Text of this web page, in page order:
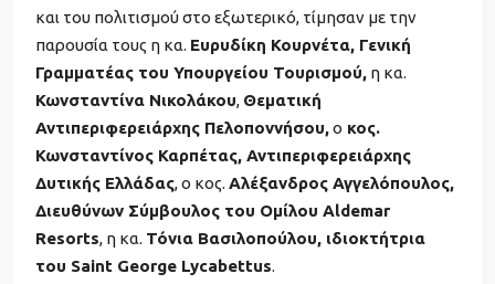
και του πολιτισμού στο εξωτερικό, τίμησαν με την
παρουσία τους η κα. Ευρυδίκη Κουρνέτα, Γενική
Γραμματέας του Υπουργείου Τουρισμού, η κα.
Κωνσταντίνα Νικολάκου, Θεματική
Αντιπεριφερειάρχης Πελοποννήσου,ο κος.
Κωνσταντίνος Καρπέτας, Αντιπεριφερειάρχης
Δυτικής Ελλάδας, ο κος. Αλέξανδρος Αγγελόπουλος,
Διευθύνων Σύμβουλος του Ομίλου Aldemar
Resorts, η κα. Τόνια Βασιλοπούλου, ιδιοκτήτρια
του Saint George Lycabettus.